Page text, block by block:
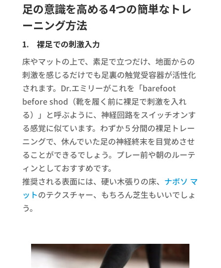
足の意識を高める4つの簡単なトレ
ーニング方法
1. 裸足での刺激入力
床やマットの上で、素足で立つだけ、地面からの
刺激を感じるだけでも足裏の触覚受容器が活性化
されます。Dr.エミリーがこれを「barefoot
before shod（靴を履く前に裸足で刺激を入れ
る）」と呼ぶように、神経回路をスイッチオンす
る感覚に似ています。わずか５分間の裸足トレー
ニングで、休んでいた足の神経終末を目覚めさせ
ることができるでしょう。プレー前や朝のルーテ
ィンとしておすすめです。
推奨される表面には、硬い木張りの床、 ナボソ マ
ットのテクスチャー、もちろん芝生もいいでしょ
う。